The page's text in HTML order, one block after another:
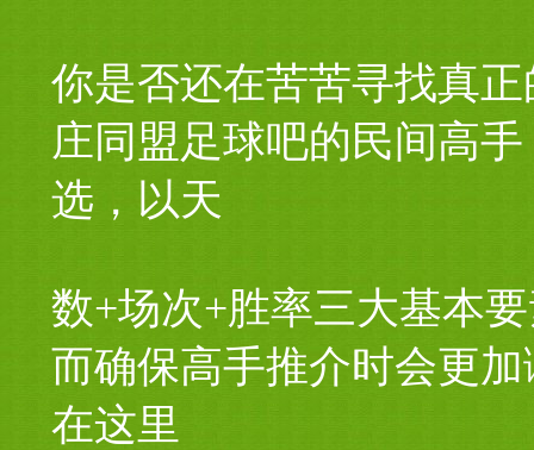
你是否还在苦苦寻找真
庄同盟足球吧的民间高
选，以天
数+场次+胜率三大基本
而确保高手推介时会更
在这里